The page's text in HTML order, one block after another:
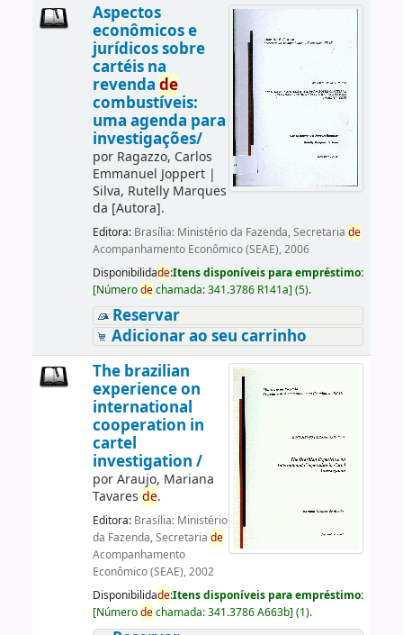
Aspectos
econômicos e
jurídicos sobre
cartéis na
revenda de
combustíveis:
uma agenda para
investigações/
por Ragazzo, Carlos
Emmanuel Joppert|
Silva, Rutelly Marques
da [Autora].
Editora: Brasília: Ministério da Fazenda, Secretaria de
Acompanhamento Econômico (SEAE), 2006
Disponibilidade:Itens disponíveis para empréstimo:
[Númerodechamada:341.3786 R141a] (5).
Reservar
Adicionar ao seu carrinho
The brazilian
experience on
international
cooperation in
cartel
investigation /
porAraujo, Mariana
Tavares de.
Editora: Brasília: Ministério
da Fazenda, Secretaria de
Acompanhamento
Econômico (SEAE), 2002
Disponibilidade:Itens disponíveis para empréstimo:
[Númerodechamada:341.3786 A663b] (1).